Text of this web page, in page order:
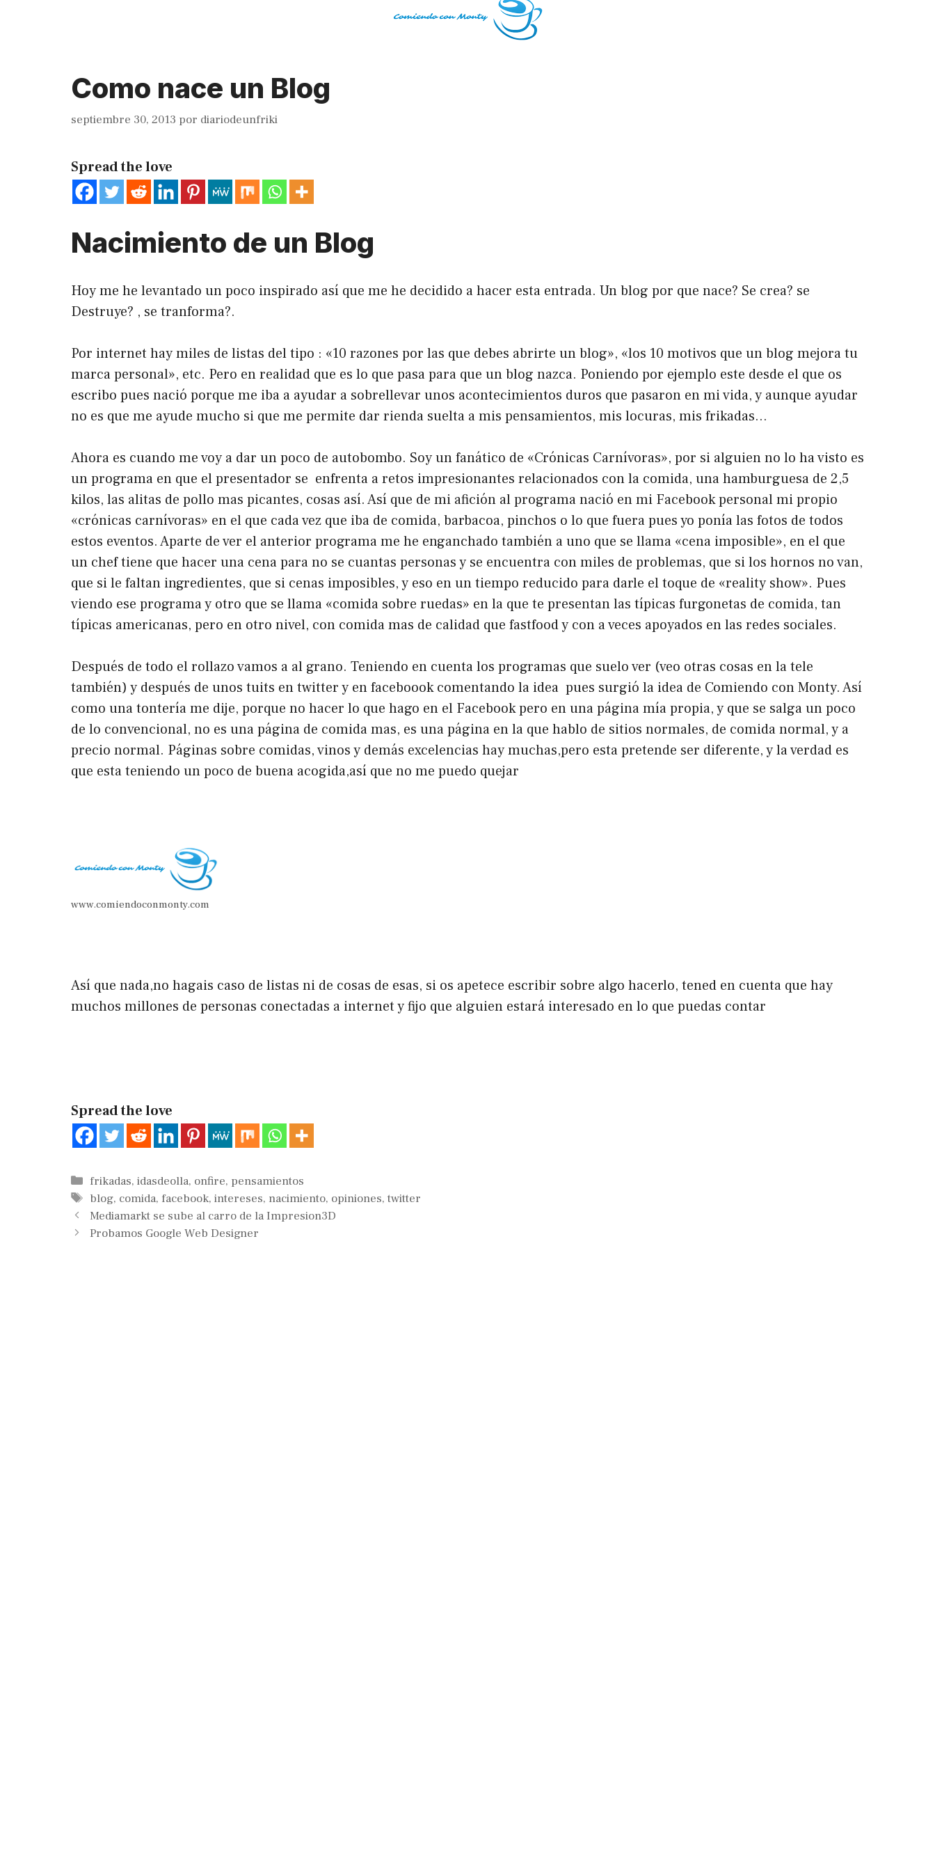
Como nace un Blog
septiembre 30, 2013 por diariodeunfriki
Spread the love
Nacimiento de un Blog
Hoy me he levantado un poco inspirado así que me he decidido a hacer esta entrada. Un blog por que nace? Se crea? se
Destruye? , se tranforma?.
Por internet hay miles de listas del tipo : «10 razones por las que debes abrirte un blog», «los 10 motivos que un blog mejora tu
marca personal», etc. Pero en realidad que es lo que pasa para que un blog nazca. Poniendo por ejemplo este desde el que os
escribo pues nació porque me iba a ayudar a sobrellevar unos acontecimientos duros que pasaron en mi vida, y aunque ayudar
no es que me ayude mucho si que me permite dar rienda suelta a mis pensamientos, mis locuras, mis frikadas…
Ahora es cuando me voy a dar un poco de autobombo. Soy un fanático de «Crónicas Carnívoras», por si alguien no lo ha visto es
un programa en que el presentador se enfrenta a retos impresionantes relacionados con la comida, una hamburguesa de 2,5
kilos, las alitas de pollo mas picantes, cosas así. Así que de mi afición al programa nació en mi Facebook personal mi propio
«crónicas carnívoras» en el que cada vez que iba de comida, barbacoa, pinchos o lo que fuera pues yo ponía las fotos de todos
estos eventos. Aparte de ver el anterior programa me he enganchado también a uno que se llama «cena imposible», en el que
un chef tiene que hacer una cena para no se cuantas personas y se encuentra con miles de problemas, que si los hornos no van,
que si le faltan ingredientes, que si cenas imposibles, y eso en un tiempo reducido para darle el toque de «reality show». Pues
viendo ese programa y otro que se llama «comida sobre ruedas» en la que te presentan las típicas furgonetas de comida, tan
típicas americanas, pero en otro nivel, con comida mas de calidad que fastfood y con a veces apoyados en las redes sociales.
Después de todo el rollazo vamos a al grano. Teniendo en cuenta los programas que suelo ver (veo otras cosas en la tele
también) y después de unos tuits en twitter y en faceboook comentando la idea pues surgió la idea de Comiendo con Monty. Así
como una tontería me dije, porque no hacer lo que hago en el Facebook pero en una página mía propia, y que se salga un poco
de lo convencional, no es una página de comida mas, es una página en la que hablo de sitios normales, de comida normal, y a
precio normal. Páginas sobre comidas, vinos y demás excelencias hay muchas,pero esta pretende ser diferente, y la verdad es
que esta teniendo un poco de buena acogida,así que no me puedo quejar
www.comiendoconmonty.com
Así que nada,no hagais caso de listas ni de cosas de esas, si os apetece escribir sobre algo hacerlo, tened en cuenta que hay
muchos millones de personas conectadas a internet y fijo que alguien estará interesado en lo que puedas contar
Spread the love
Categorías
frikadas,idasdeolla, onfire, pensamientos
Etiquetas
blog, comida, facebook,intereses, nacimiento, opiniones,twitter
Mediamarkt se sube al carro de la Impresion3D
Probamos Google Web Designer